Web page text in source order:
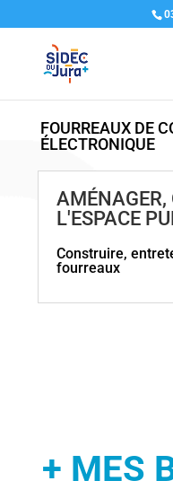
FOURREAUX DE
ÉLECTRONIQUE
AMÉNAGER,
L'ESPACE
Construire,
fourreaux
+ MES